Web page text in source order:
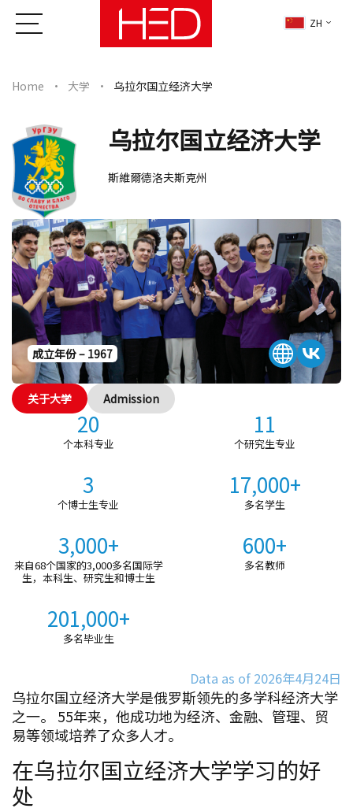
ZH
Home 大学 乌拉尔国立经济大学
乌拉尔国立经济大学
斯維爾德洛夫斯克州
成立年份 – 1967
关于大学 Admission
20
个本科专业
11
个研究生专业
3
个博士生专业
17,000+
多名学生
3,000+
来自68个国家的3,000多名国际学
生，本科生、研究生和博士生
600+
多名教师
201,000+
多名毕业生
Data as of 2026年4月24日
乌拉尔国立经济大学是俄罗斯领先的多学科经济大学
之一。 55年来，他成功地为经济、金融、管理、贸
易等领域培养了众多人才。
在乌拉尔国立经济大学学习的好
处